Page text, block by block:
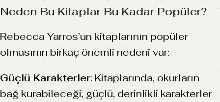
Neden Bu Kitaplar Bu Kadar Popüler?
Rebecca Yarros’un kitaplarının popüler
olmasının birkaç önemli nedeni var:
Güçlü Karakterler: Kitaplarında, okurların
bağ kurabileceği, güçlü, derinlikli karakterler